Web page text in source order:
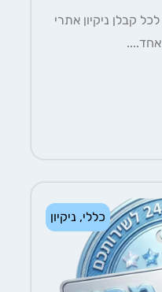
אתרי
כללי,ניקיון